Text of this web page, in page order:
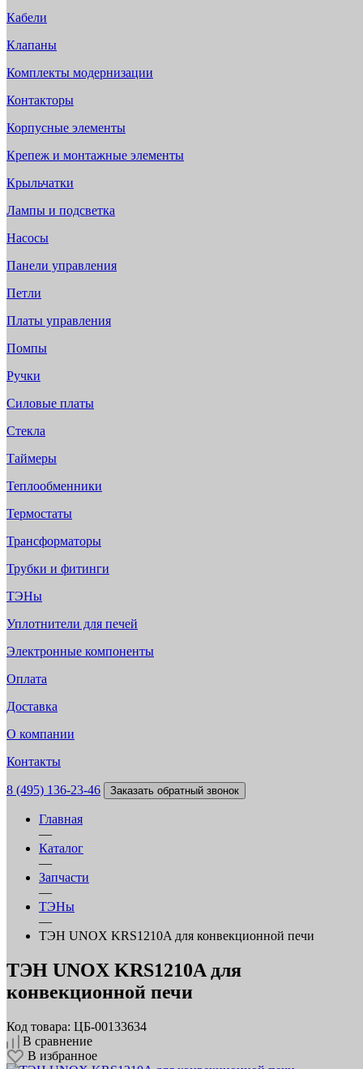
Кабели
Клапаны
Комплекты модернизации
Контакторы
Корпусные элементы
Крепеж и монтажные элементы
Крыльчатки
Лампы и подсветка
Насосы
Панели управления
Петли
Платы управления
Помпы
Ручки
Силовые платы
Стекла
Таймеры
Теплообменники
Термостаты
Трансформаторы
Трубки и фитинги
ТЭНы
Уплотнители для печей
Электронные компоненты
Оплата
Доставка
О компании
Контакты
8 (495) 136-23-46 Заказать обратный звонок
Главная
—
Каталог
—
Запчасти
—
ТЭНы
—
ТЭН UNOX KRS1210A для конвекционной печи
ТЭН UNOX KRS1210A для
конвекционной печи
Код товара: ЦБ-00133634
В сравнение
В избранное